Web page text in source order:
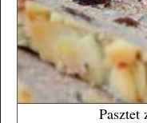
Pasztet